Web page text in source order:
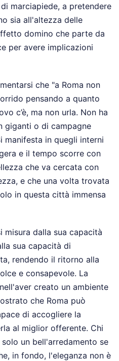
marciapiede, a pretendere
sia all'altezza delle
domino che parte da
per avere implicazioni
che "a Roma non
pensando a quanto
c’è, ma non urla. Non ha
giganti o di campagne
manifesta in quegli interni
e il tempo scorre con
che va cercata con
e che una volta trovata
in questa città immensa
misura dalla sua capacità
sua capacità di
rendendo il ritorno alla
e consapevole. La
creato un ambiente
che Roma può
di accogliere la
al miglior offerente. Chi
un bell'arredamento se
in fondo, l'eleganza non è